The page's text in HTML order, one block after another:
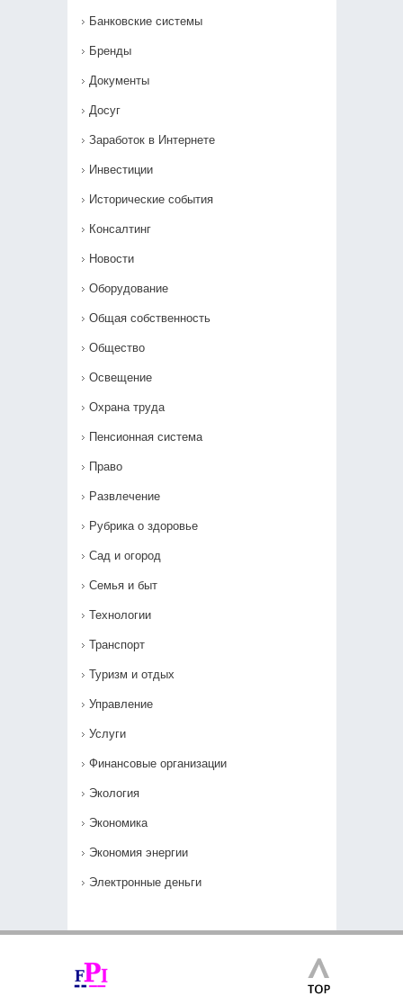
Банковские системы
Бренды
Документы
Досуг
Заработок в Интернете
Инвестиции
Исторические события
Консалтинг
Новости
Оборудование
Общая собственность
Общество
Освещение
Охрана труда
Пенсионная система
Право
Развлечение
Рубрика о здоровье
Сад и огород
Семья и быт
Технологии
Транспорт
Туризм и отдых
Управление
Услуги
Финансовые организации
Экология
Экономика
Экономия энергии
Электронные деньги